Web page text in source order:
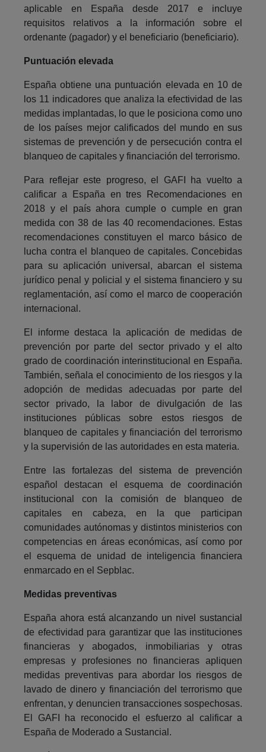
aplicable en España desde 2017 e incluye
requisitos relativos a la información sobre el
ordenante (pagador) y el beneficiario (beneficiario).
Puntuación elevada
España obtiene una puntuación elevada en 10 de
los 11 indicadores que analiza la efectividad de las
medidas implantadas, lo que le posiciona como uno
de los países mejor calificados del mundo en sus
sistemas de prevención y de persecución contra el
blanqueo de capitales y financiación del terrorismo.
Para reflejar este progreso, el GAFI ha vuelto a
calificar a España en tres Recomendaciones en
2018 y el país ahora cumple o cumple en gran
medida con 38 de las 40 recomendaciones. Estas
recomendaciones constituyen el marco básico de
lucha contra el blanqueo de capitales. Concebidas
para su aplicación universal, abarcan el sistema
jurídico penal y policial y el sistema financiero y su
reglamentación, así como el marco de cooperación
internacional.
El informe destaca la aplicación de medidas de
prevención por parte del sector privado y el alto
grado de coordinación interinstitucional en España.
También, señala el conocimiento de los riesgos y la
adopción de medidas adecuadas por parte del
sector privado, la labor de divulgación de las
instituciones públicas sobre estos riesgos de
blanqueo de capitales y financiación del terrorismo
y la supervisión de las autoridades en esta materia.
Entre las fortalezas del sistema de prevención
español destacan el esquema de coordinación
institucional con la comisión de blanqueo de
capitales en cabeza, en la que participan
comunidades autónomas y distintos ministerios con
competencias en áreas económicas, así como por
el esquema de unidad de inteligencia financiera
enmarcado en el Sepblac.
Medidas preventivas
España ahora está alcanzando un nivel sustancial
de efectividad para garantizar que las instituciones
financieras y abogados, inmobiliarias y otras
empresas y profesiones no financieras apliquen
medidas preventivas para abordar los riesgos de
lavado de dinero y financiación del terrorismo que
enfrentan, y denuncien transacciones sospechosas.
El GAFI ha reconocido el esfuerzo al calificar a
España de Moderado a Sustancial.